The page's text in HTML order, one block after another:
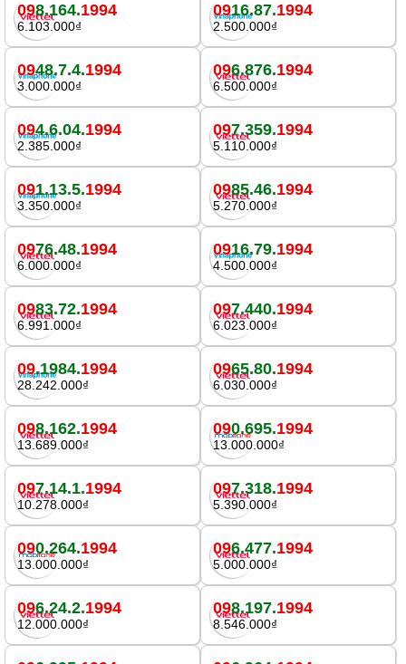
098.164.1994
6.103.000₫
0916.87.1994
2.500.000₫
0948.7.4.1994
3.000.000₫
096.876.1994
6.500.000₫
094.6.04.1994
2.385.000₫
097.359.1994
5.110.000₫
091.13.5.1994
3.350.000₫
0985.46.1994
5.270.000₫
0976.48.1994
6.000.000₫
0916.79.1994
4.500.000₫
0983.72.1994
6.991.000₫
097.440.1994
6.023.000₫
09.1984.1994
28.242.000₫
0965.80.1994
6.030.000₫
098.162.1994
13.689.000₫
090.695.1994
13.000.000₫
097.14.1.1994
10.278.000₫
097.318.1994
5.390.000₫
090.264.1994
13.000.000₫
096.477.1994
5.000.000₫
096.24.2.1994
12.000.000₫
098.197.1994
8.546.000₫